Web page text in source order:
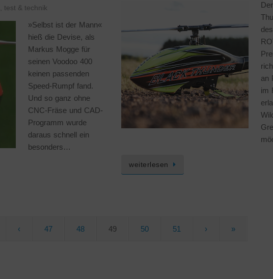
test & technik
»Selbst ist der Mann«
hieß die Devise, als
Markus Mogge für
seinen Voodoo 400
keinen passenden
Speed-Rumpf fand.
Und so ganz ohne
CNC-Fräse und CAD-
Programm wurde
daraus schnell ein
besonders…
an
im
weiterlesen
‹ 47 48 49 50 51 › »